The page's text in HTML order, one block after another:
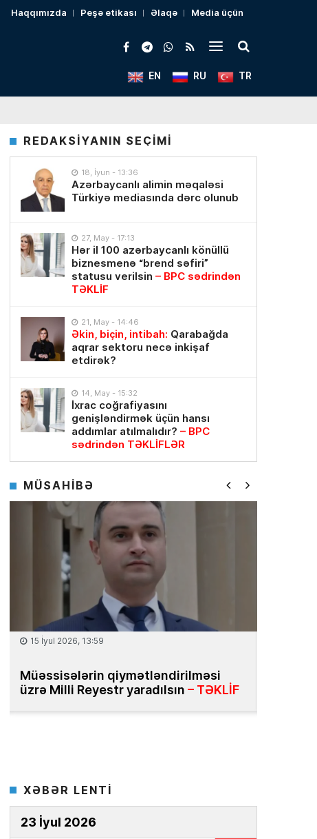
Haqqımızda Peşə etikası Əlaqə Media üçün
TR
RU
EN
REDAKSİYANIN SEÇİMİ
18, İyun - 13:36
Azərbaycanlı alimin məqaləsi
Türkiyə mediasında dərc olunub
27, May - 17:13
Hər il 100 azərbaycanlı könüllü
biznesmenə “brend səfiri”
statusu verilsin – BPC sədrindən
TƏKLİF
21, May - 14:46
Əkin, biçin, intibah: Qarabağda
aqrar sektoru necə inkişaf
etdirək?
14, May - 15:32
İxrac coğrafiyasını
genişləndirmək üçün hansı
addımlar atılmalıdır? – BPC
sədrindən TƏKLİFLƏR
MÜSAHİBƏ
15 İyul 2026, 13:59
Müəssisələrin qiymətləndirilməsi
üzrə Milli Reyestr yaradılsın– TƏKLİF
XƏBƏR LENTİ
23 İyul 2026